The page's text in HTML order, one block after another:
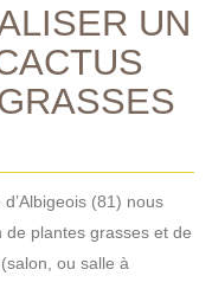
UN
(81) nous
plantes grasses et de
ou salle à